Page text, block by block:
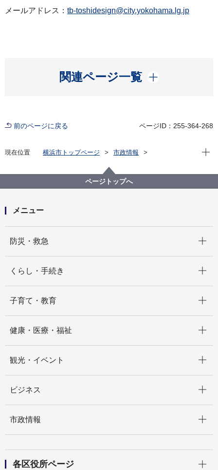
メールアドレス： tb-toshidesign@city.yokohama.lg.jp
関連ページ一覧
開く
前のページに戻る ページID：255-364-268
現在位置 横浜市トップページ
市政情報
西洋館２件を歴史的建造物に認定しました！
現在
ページトップへ
メニュー
防災・救急
くらし・手続き
子育て・教育
健康・医療・福祉
観光・イベント
ビジネス
市政情報
各区役所ページ